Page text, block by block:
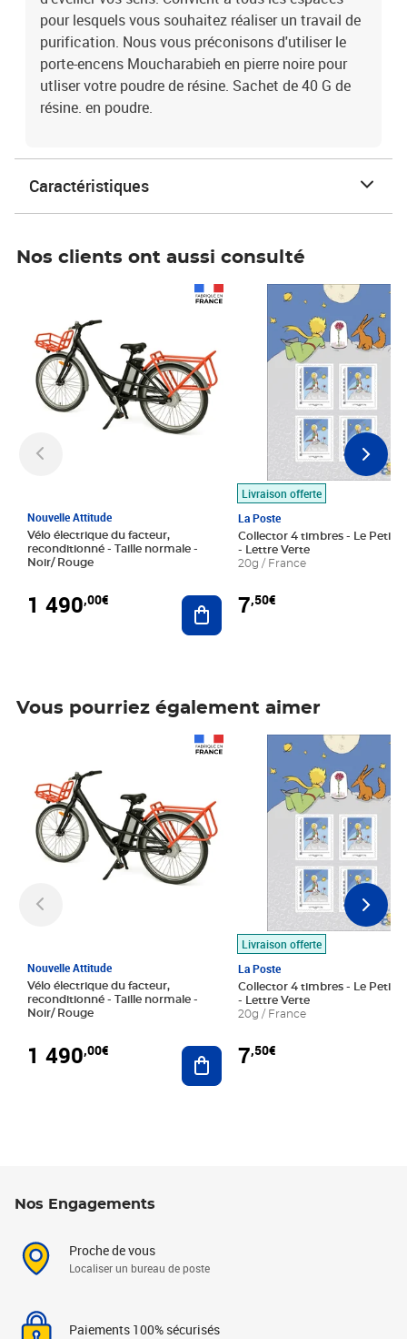
pour lesquels vous souhaitez réaliser un travail de
purification. Nous vous préconisons d'utiliser le
porte-encens Moucharabieh en pierre noire pour
utliser votre poudre de résine. Sachet de 40 G de
résine. en poudre.
Caractéristiques
Nos clients ont aussi consulté
Nouvelle Attitude
Vélo électrique du facteur,
reconditionné - Taille normale -
Noir/ Rouge
1 490,00€ Ajouter au panier
Livraison offerte
La Poste
Collector 4 timbres - Le Petit
- Lettre Verte
20g / France
7,50€
Prix 7,50€
Vous pourriez également aimer
Nouvelle Attitude
Vélo électrique du facteur,
reconditionné - Taille normale -
Noir/ Rouge
1 490,00€ Ajouter au panier
Livraison offerte
La Poste
Collector 4 timbres - Le Petit
- Lettre Verte
20g / France
7,50€
Prix 7,50€
Nos Engagements
Proche de vous
Localiser un bureau de poste
Paiements 100% sécurisés